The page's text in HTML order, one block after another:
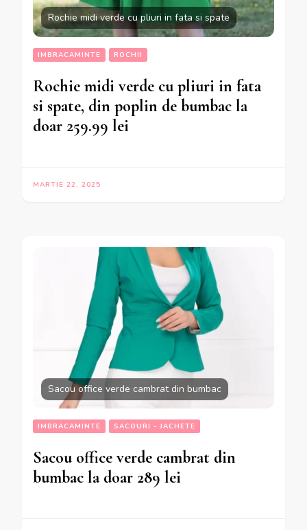
Rochie midi verde cu pliuri in fata si spate
IMBRACAMINTE ROCHII
Rochie midi verde cu pliuri in fata
si spate, din poplin de bumbac la
doar 259.99 lei
MARTIE 22, 2025
Sacou office verde cambrat din bumbac
IMBRACAMINTE SACOURI - JACHETE
Sacou office verde cambrat din
bumbac la doar 289 lei